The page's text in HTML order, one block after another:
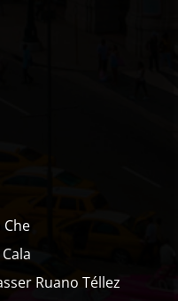
Ruano Téllez